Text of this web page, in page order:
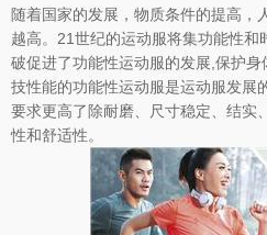
随着国家的发展，物质条件的提高，
越高。21世纪的运动服将集功能性
破促进了功能性运动服的发展,保护
技性能的功能性运动服是运动服发展
要求更高了除耐磨、尺寸稳定、结实
性和舒适性。